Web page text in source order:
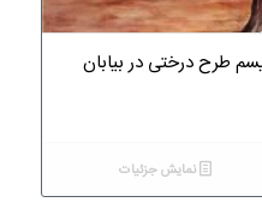
طرح درختی در بیابان
نمایش جزئیات